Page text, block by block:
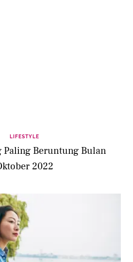
LIFESTYLE
Paling Beruntung Bulan
2022